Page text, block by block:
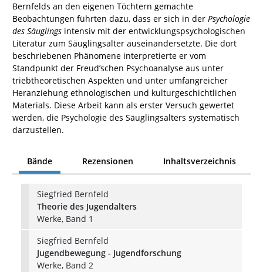
Bernfelds an den eigenen Töchtern gemachte
Beobachtungen führten dazu, dass er sich in der Psychologie
des Säuglings intensiv mit der entwicklungspsychologischen
Literatur zum Säuglingsalter auseinandersetzte. Die dort
beschriebenen Phänomene interpretierte er vom
Standpunkt der Freud’schen Psychoanalyse aus unter
triebtheoretischen Aspekten und unter umfangreicher
Heranziehung ethnologischen und kulturgeschichtlichen
Materials. Diese Arbeit kann als erster Versuch gewertet
werden, die Psychologie des Säuglingsalters systematisch
darzustellen.
Bände Rezensionen Inhaltsverzeichnis
Siegfried Bernfeld
Theorie des Jugendalters
Werke, Band 1
Siegfried Bernfeld
Jugendbewegung - Jugendforschung
Werke, Band 2